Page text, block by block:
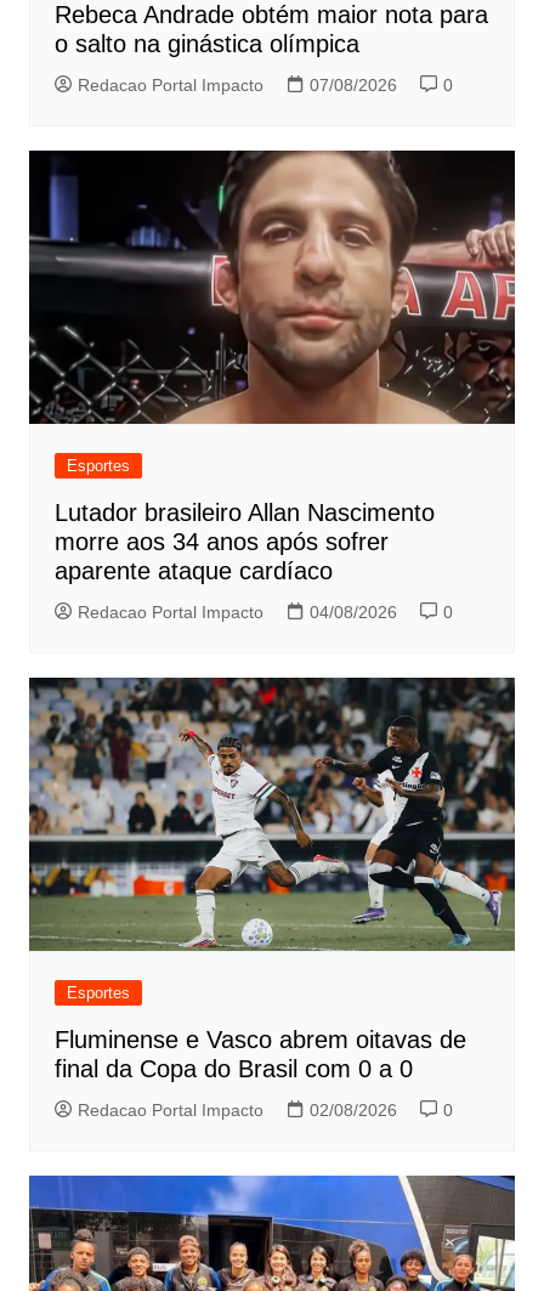
Rebeca Andrade obtém maior nota para
o salto na ginástica olímpica
Redacao Portal Impacto 07/08/2026 0
Esportes
Lutador brasileiro Allan Nascimento
morre aos 34 anos após sofrer
aparente ataque cardíaco
Redacao Portal Impacto 04/08/2026 0
Esportes
Fluminense e Vasco abrem oitavas de
final da Copa do Brasil com 0 a 0
Redacao Portal Impacto 02/08/2026 0